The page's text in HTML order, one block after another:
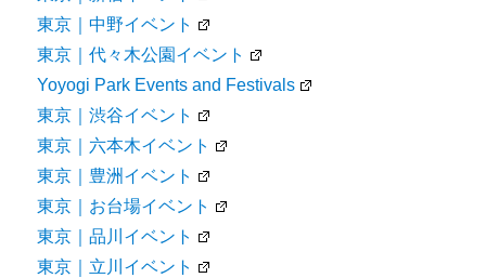
東京｜中野イベント
東京｜代々木公園イベント
Yoyogi Park Events and Festivals
東京｜渋谷イベント
東京｜六本木イベント
東京｜豊洲イベント
東京｜お台場イベント
東京｜品川イベント
東京｜立川イベント